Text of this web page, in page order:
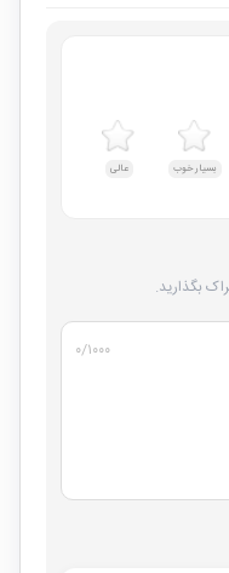
بسیار خوب عالی
بگذارید.
۰/۱۰۰۰